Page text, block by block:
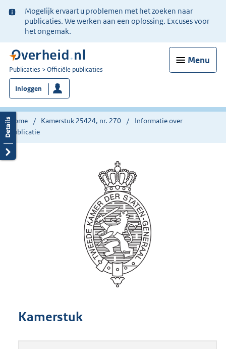
Ter
informatie:
Mogelijk ervaart u problemen met het zoeken naar
publicaties. We werken aan een oplossing. Excuses voor
het ongemak.
Menu
U
bent
nu
hier:
Publicaties Officiële publicaties
Inloggen
Home Kamerstuk 25424, nr. 270
Informatie over
publicatie
Kamerstuk